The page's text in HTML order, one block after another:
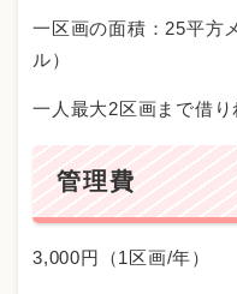
一区画の面積：25平方
ル）
一人最大2区画まで借り
管理費
3,000円（1区画/年）